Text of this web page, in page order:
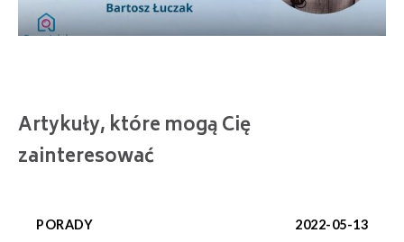
Artykuły, które mogą Cię
zainteresować
PORADY 2022-05-13